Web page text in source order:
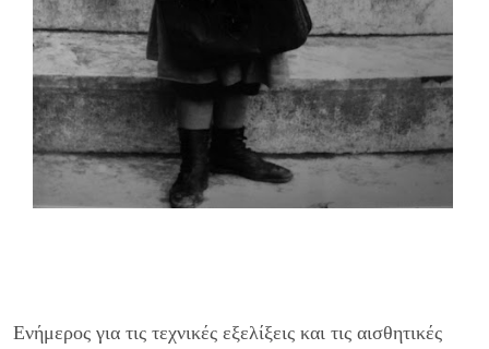
Ενήμερος για τις τεχνικές εξελίξεις και τις αισθητικές